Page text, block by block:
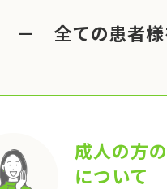
－ 全ての患者
成人の方
について